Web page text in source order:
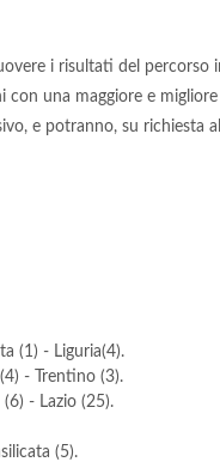
i risultati del percorso
una maggiore e migliore
e potranno, su richiesta
(1) - Liguria(4).
- Trentino (3).
- Lazio (25).
(5).